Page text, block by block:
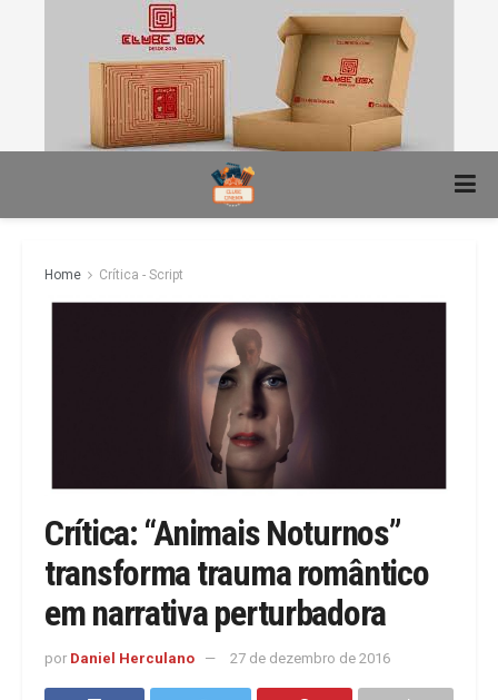
Home Crítica - Script
Crítica: “Animais Noturnos”
transforma trauma romântico
em narrativa perturbadora
por Daniel Herculano 27 de dezembro de 2016